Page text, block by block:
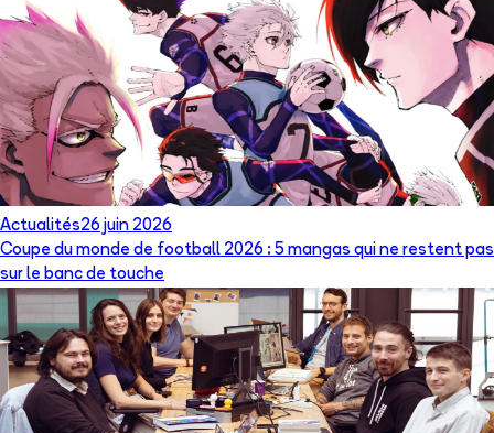
Actualités26 juin 2026
Coupe du monde de football 2026 : 5 mangas qui ne restent pas
sur le banc de touche